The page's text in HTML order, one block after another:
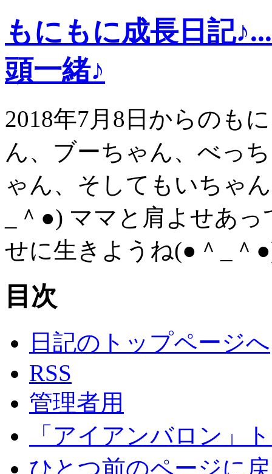
もにもに成長日記
頭一緒♪
2018年7月8日からのも
ん、ブーちゃん、べっ
ゃん、そしてもいちゃ
_＾●) ママと肩よせあ
せに生きようね(●＾_＾
目次
日記のトップページへ
RSS
管理者用
「アイアンバロン」
ひとつ前のページに